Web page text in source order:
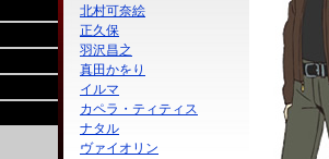
北村可奈絵
正久保
羽沢昌之
真田かをり
イルマ
カペラ・ティティス
ナタル
ヴァイオリン